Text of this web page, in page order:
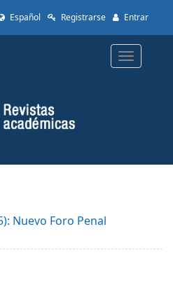
Español Registrarse Entrar
Toggle
Nuevo Foro Penal